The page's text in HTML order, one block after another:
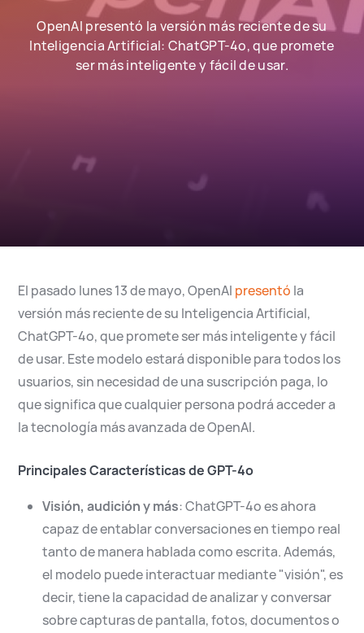
Español
OpenAI presentó la versión más reciente de su
Inteligencia Artificial: ChatGPT-4o, que promete
ser más inteligente y fácil de usar.
El pasado lunes 13 de mayo, OpenAI presentó la
versión más reciente de su Inteligencia Artificial,
ChatGPT-4o, que promete ser más inteligente y fácil
de usar. Este modelo estará disponible para todos los
usuarios, sin necesidad de una suscripción paga, lo
que significa que cualquier persona podrá acceder a
la tecnología más avanzada de OpenAI.
Principales Características de GPT-4o
Visión, audición y más: ChatGPT-4o es ahora
capaz de entablar conversaciones en tiempo real
tanto de manera hablada como escrita. Además,
el modelo puede interactuar mediante "visión", es
decir, tiene la capacidad de analizar y conversar
sobre capturas de pantalla, fotos, documentos o